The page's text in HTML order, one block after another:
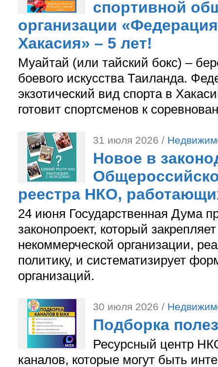
спортивной
организации
Хакасия» – 5 лет!
Муайтай (или тайский бокс) –
боевого искусства Таиланда.
экзотический вид спорта в
готовит спортсменов к
31 июля 2026 /
Новое в
реестра НКО,
24 июня Государственная Дума
законопроект, который
некоммерческой организации,
политику, и систематизирует
организаций.
30 июля 2026 /
Подборка
Ресурсный центр
каналов, которые могут быть